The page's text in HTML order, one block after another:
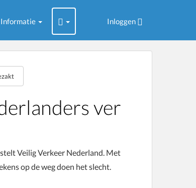
Informatie Inloggen
ver
Veilig Verkeer Nederland. Met
op de weg doen het slecht.